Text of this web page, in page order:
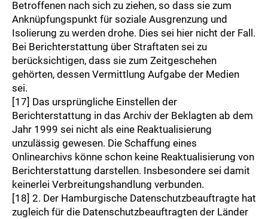
Betroffenen nach sich zu ziehen, so dass sie zum
Anknüpfungspunkt für soziale Ausgrenzung und
Isolierung zu werden drohe. Dies sei hier nicht der Fall.
Bei Berichterstattung über Straftaten sei zu
berücksichtigen, dass sie zum Zeitgeschehen
gehörten, dessen Vermittlung Aufgabe der Medien
sei.
[17] Das ursprüngliche Einstellen der
Berichterstattung in das Archiv der Beklagten ab dem
Jahr 1999 sei nicht als eine Reaktualisierung
unzulässig gewesen. Die Schaffung eines
Onlinearchivs könne schon keine Reaktualisierung von
Berichterstattung darstellen. Insbesondere sei damit
keinerlei Verbreitungshandlung verbunden.
[18] 2. Der Hamburgische Datenschutzbeauftragte hat
zugleich für die Datenschutzbeauftragten der Länder